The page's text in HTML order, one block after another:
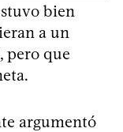
bien
a un
pero que
argumentó